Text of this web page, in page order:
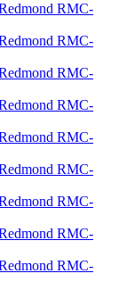
RMC-
RMC-
RMC-
RMC-
RMC-
RMC-
RMC-
RMC-
RMC-